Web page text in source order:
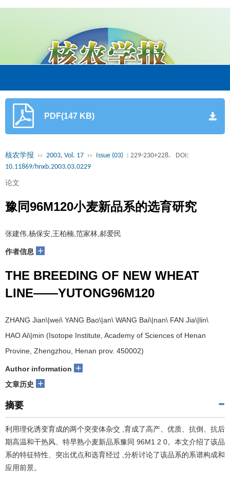
PDF(147 KB)
核农学报 ›› 2003, Vol. 17 ›› Issue (03) : 229-230+228.
DOI:
10.11869/hnxb.2003.03.0229
论文
豫同96M120小麦新品系的选育研究
张建伟,杨保安,王柏楠,范家林,郝爱民
作者信息 +
THE BREEDING OF NEW WHEAT
LINE——YUTONG96M120
ZHANG Jian\|wei\ YANG Bao\|an\ WANG Bai\|nan\ FAN Jia\|lin\
HAO Ai\|min (Isotope Institute, Academy of Sciences of Henan
Provine, Zhengzhou, Henan prov. 450002)
Author information +
文章历史 +
摘要
利用理化诱变育成的两个突变体杂交 ,育成了高产、优质、抗倒、抗后
期高温和干热风、特早熟小麦新品系豫同 96M1 2 0。本文介绍了该品
系的特征特性、突出优点和选育经过 ,分析讨论了该品系的系谱构成和
应用前景。